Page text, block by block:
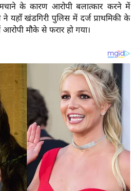
के कारण आरोपी बलात्कार करने में
यहाँ खंडगिरी पुलिस में दर्ज प्राथमिकी के
मौके से फरार हो गया।